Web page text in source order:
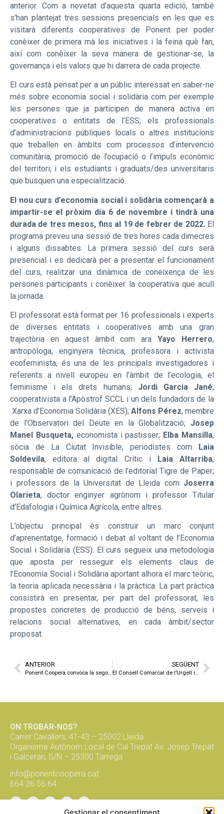
Gestionar el consentiment
anterior. Com a novetat d’aquesta quarta edició, també
s’han plantejat tres sessions presencials en les que es
visitarà diferents cooperatives de Ponent per poder
conèixer de primera mà les iniciatives i la feina què fan,
així com conèixer la seva manera de gestionar-se, la
governança i els valors que hi darrera de cada projecte.
El curs està pensat per a un públic interessat en saber-ne
més sobre economia social i solidària com per exemple
les persones que ja participen de manera activa en
cooperatives o entitats de l’ESS; els professionals
d’administracions públiques locals o altres institucions
que treballen en àmbits com processos d’intervenció
comunitària, promoció de l’ocupació o l’impuls econòmic
del territori; i els estudiants i graduats/des universitaris
que busquen una especialització.
El nou curs d’economia social i solidària començarà a
impartir-se el pròxim dia 6 de novembre i tindrà una
durada de tres mesos, fins al 19 de febrer de 2022. El
programa preveu una sessió de tres hores cada dimecres
i alguns dissabtes. La primera sessió del curs serà
presencial i es dedicarà per a presentar el funcionament
del curs, realitzar una dinàmica de coneixença de les
persones participants i conèixer la cooperativa que acull
la jornada.
El professorat està format per 16 professionals i experts
de diverses entitats i cooperatives amb una gran
trajectòria en aquest àmbit com araYayo Herrero,
antropòloga, enginyera tècnica, professora i activista
ecofeminista, és una de les principals investigadores i
referents a nivell europeu en l’àmbit de l’ecologia, el
feminisme i els drets humans; Jordi Garcia Jané,
cooperativista a l’Apòstrof SCCL i un dels fundadors de la
Xarxa d’Economia Solidària (XES); Alfons Pérez, membre
de l’Observatori del Deute en la Globalització; Josep
Manel Busqueta,economista i pastisser; Elba Mansilla,
sòcia de La Ciutat Invisible; periodistes com Laia
Soldevila, editora al digital Crític i Laia Altarriba,
responsable de comunicació de l’editorial Tigre de Paper;
i professors de la Universitat de Lleida com Joserra
Olarieta, doctor enginyer agrònom i professor Titular
d’Edafologia i Química Agrícola, entre altres.
L’objectiu principal és construir un marc conjunt
d’aprenentatge, formació i debat al voltant de l’Economia
Social i Solidària (ESS). El curs segueix una metodologia
que aposta per resseguir els elements claus de
l’Economia Social i Solidària aportant alhora el marc teòric,
la teoria aplicada necessària i la pràctica. La part pràctica
consistirà en presentar, per part del professorat, les
propostes concretes de producció de béns, serveis i
relacions social alternatives, en cada àmbit/sector
proposat.
ANTERIOR
Ponent Coopera convoca la segona edició del Premi L’OESST per a la millor iniciativa cooperativista de Ponent
SEGÜENT
El Consell Comarcal de l’Urgell i Ponent Coopera organitzen les jornades FemCoop Urgell per a l’emprenedoria col·lectiva i l’enxarxament dels joves de la comarca
ON TROBAR-NOS?
Carrer Cavallers, 41-43 – 25002 Lleida
Organisme Autònom Local de Cal Trepat Av. Josep Trepat
i Galceran, S/N – 25300 Tàrrega
info@ponentcoopera.cat
664 26 56 64